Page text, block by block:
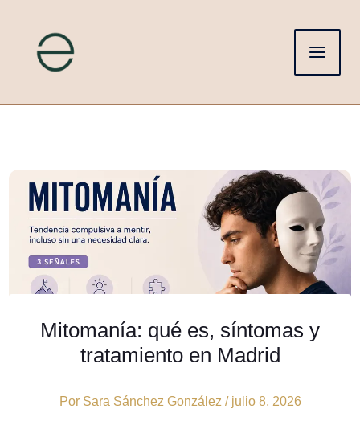
contenido
Mitomanía: qué es, síntomas y
tratamiento en Madrid
Por Sara Sánchez González / julio 8, 2026